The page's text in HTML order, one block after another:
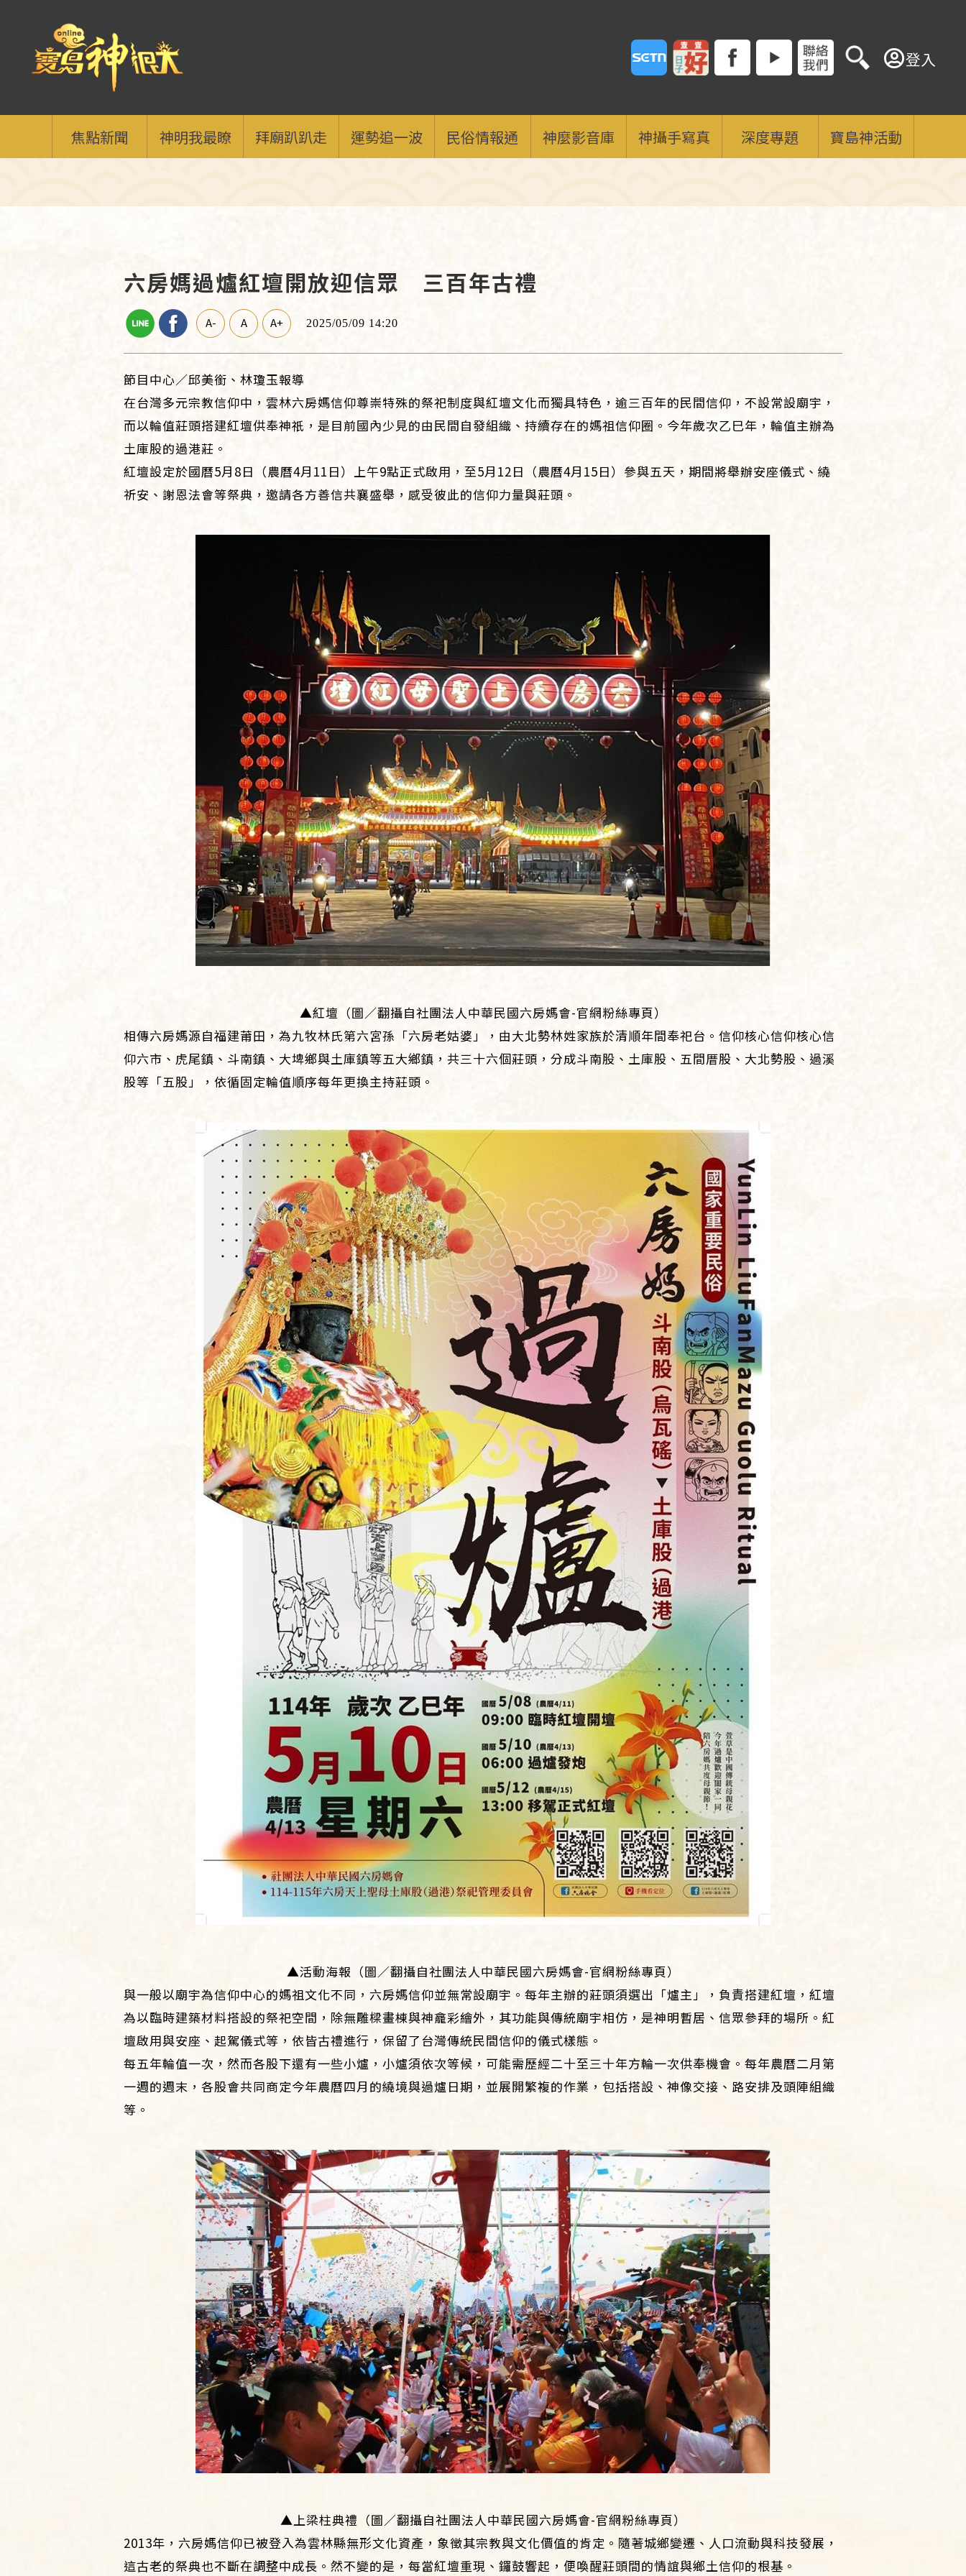
登入
焦點新聞 神明我最瞭 拜廟趴趴走 運勢追一波 民俗情報通 神麼影音庫 神攝手寫真 深度專題 寶島神活動
六房媽過爐紅壇開放迎信眾 三百年古禮
A- A A+ 2025/05/09 14:20
節目中心／邱美銜、林瓊玉報導
在台灣多元宗教信仰中，雲林六房媽信仰尊崇特殊的祭祀制度與紅壇文化而獨具特色，逾三百年的民間信仰，不設常設廟宇，
而以輪值莊頭搭建紅壇供奉神祇，是目前國內少見的由民間自發組織、持續存在的媽祖信仰圈。今年歲次乙巳年，輪值主辦為
土庫股的過港莊。
紅壇設定於國曆5月8日（農曆4月11日）上午9點正式啟用，至5月12日（農曆4月15日）參與五天，期間將舉辦安座儀式、繞
祈安、謝恩法會等祭典，邀請各方善信共襄盛舉，感受彼此的信仰力量與莊頭。
▲紅壇（圖／翻攝自社團法人中華民國六房媽會-官網粉絲專頁）
相傳六房媽源自福建莆田，為九牧林氏第六宮孫「六房老姑婆」，由大北勢林姓家族於清順年間奉祀台。信仰核心信仰核心信
仰六市、虎尾鎮、斗南鎮、大埤鄉與土庫鎮等五大鄉鎮，共三十六個莊頭，分成斗南股、土庫股、五間厝股、大北勢股、過溪
股等「五股」，依循固定輪值順序每年更換主持莊頭。
▲活動海報（圖／翻攝自社團法人中華民國六房媽會-官網粉絲專頁）
與一般以廟宇為信仰中心的媽祖文化不同，六房媽信仰並無常設廟宇。每年主辦的莊頭須選出「爐主」，負責搭建紅壇，紅壇
為以臨時建築材料搭設的祭祀空間，除無雕樑畫棟與神龕彩繪外，其功能與傳統廟宇相仿，是神明暫居、信眾參拜的場所。紅
壇啟用與安座、起駕儀式等，依皆古禮進行，保留了台灣傳統民間信仰的儀式樣態。
每五年輪值一次，然而各股下還有一些小爐，小爐須依次等候，可能需歷經二十至三十年方輪一次供奉機會。每年農曆二月第
一週的週末，各股會共同商定今年農曆四月的繞境與過爐日期，並展開繁複的作業，包括搭設、神像交接、路安排及頭陣組織
等。
▲上梁柱典禮（圖／翻攝自社團法人中華民國六房媽會-官網粉絲專頁）
2013年，六房媽信仰已被登入為雲林縣無形文化資產，象徵其宗教與文化價值的肯定。隨著城鄉變遷、人口流動與科技發展，
這古老的祭典也不斷在調整中成長。然不變的是，每當紅壇重現、鑼鼓響起，便喚醒莊頭間的情誼與鄉土信仰的根基。